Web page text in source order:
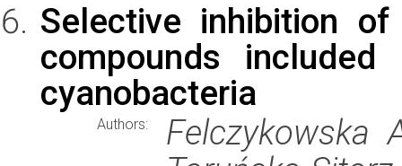
Selective inhibition
compounds
cyanobacteria
Authors:
Felczykowska